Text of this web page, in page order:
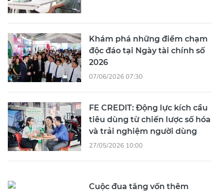
Khám phá những điểm chạm
độc đáo tại Ngày tài chính số
2026
07/06/2026 07:30
FE CREDIT: Động lực kích cầu
tiêu dùng từ chiến lược số hóa
và trải nghiệm người dùng
27/05/2026 10:00
Cuộc đua tăng vốn thêm